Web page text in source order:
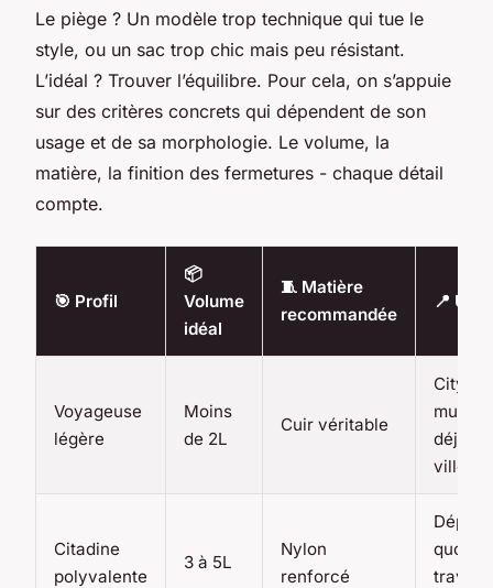
Le piège ? Un modèle trop technique qui tue le
style, ou un sac trop chic mais peu résistant.
L’idéal ? Trouver l’équilibre. Pour cela, on s’appuie
sur des critères concrets qui dépendent de son
usage et de sa morphologie. Le volume, la
matière, la finition des fermetures - chaque détail
compte.
🎯 Profil
📦
Volume
idéal
🧵 Matière
recommandée
📍
Voyageuse
légère
Moins
de 2L
Cuir véritable
City
ville
Citadine
polyvalente
3 à 5L
Nylon
renforcé
travail,